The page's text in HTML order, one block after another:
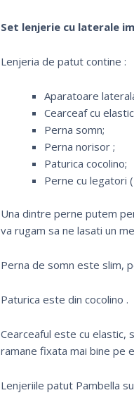
Set lenjerie cu laterale
Lenjeria de patut contine :
Aparatoare
Cearceaf cu
Perna somn;
Perna norisor ;
Paturica cocolino;
Perne cu legatori
Una dintre perne putem
va rugam sa ne lasati un
Perna de somn este slim,
Paturica este din cocolino .
Cearceaful este cu elastic,
ramane fixata mai bine pe
Lenjeriile patut Pambella